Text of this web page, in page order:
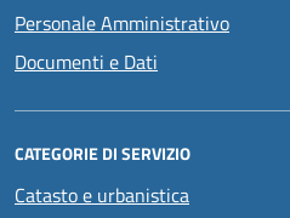
Personale Amministrativo
Documenti e Dati
CATEGORIE DI SERVIZIO
Catasto e urbanistica